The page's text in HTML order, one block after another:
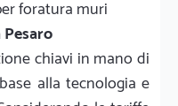
foratura muri
chiavi in mano di
alla tecnologia e